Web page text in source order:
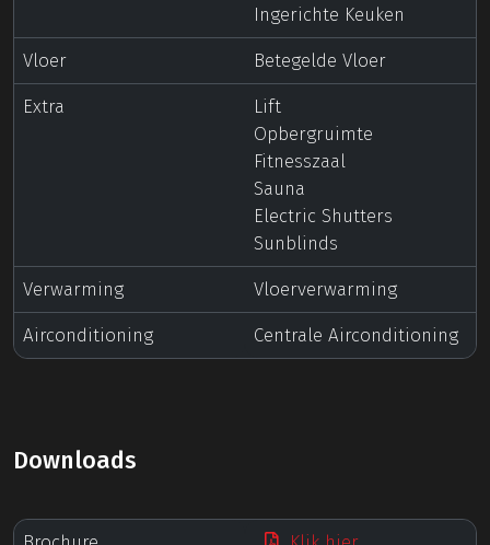
Ingerichte Keuken
Vloer
Betegelde Vloer
Extra
Lift
Opbergruimte
Fitnesszaal
Sauna
Electric Shutters
Sunblinds
Verwarming
Vloerverwarming
Airconditioning
Centrale Airconditioning
Downloads